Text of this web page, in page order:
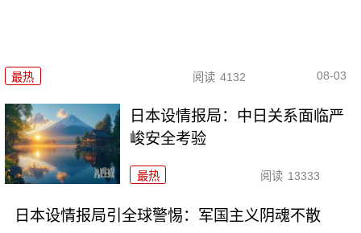
最热 阅读 4132 08-03
日本设情报局：中日关系面临严
峻安全考验
最热 阅读 13333
日本设情报局引全球警惕：军国主义阴魂不散